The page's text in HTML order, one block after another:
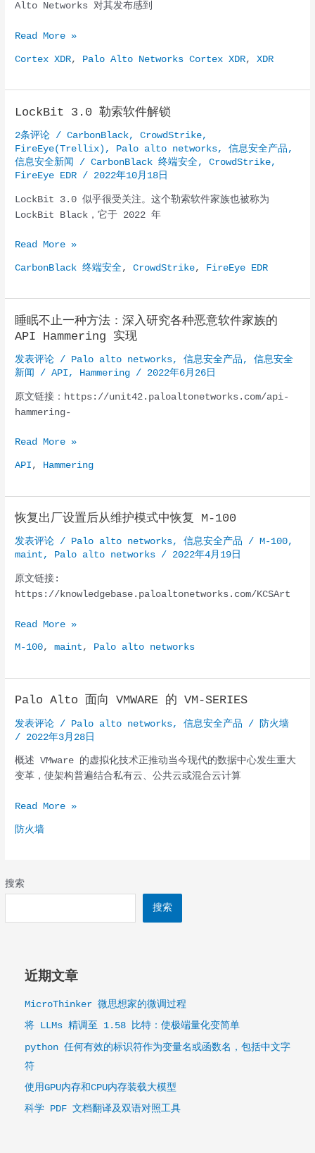
搜索
搜索
近期文章
MicroThinker 微思想家的微调过程
将 LLMs 精调至 1.58 比特：使极端量化变简单
python 任何有效的标识符作为变量名或函数名，包括中文字
符
使用GPU内存和CPU内存装载大模型
科学 PDF 文档翻译及双语对照工具
Alto Networks 对其发布感到
什
Networks
Cortex
XDR？
Read More »
Cortex XDR, Palo Alto Networks Cortex XDR,XDR
LockBit 3.0 勒索软件解锁
2条评论 /CarbonBlack,CrowdStrike,
FireEye(Trellix) , Palo alto networks,信息安全产品 ,
信息安全新闻
/CarbonBlack 终端安全,CrowdStrike,
FireEye EDR / 2022年10月18日
LockBit 3.0 似乎很受关注。这个勒索软件家族也被称为
LockBit Black，它于 2022 年
LockBit
件
解
锁
Read More »
CarbonBlack 终端安全,CrowdStrike, FireEye EDR
睡眠不止一种方法：深入研究各种恶意软件家族的
API Hammering 实现
发表评论 / Palo alto networks,信息安全产品 ,信息安全
新闻 /API , Hammering / 2022年6月26日
原文链接：https://unit42.paloaltonetworks.com/api-
hammering-
睡
种
方
法：
入
研
各
种
件
家
族
API
Hammering
Read More »
API , Hammering
恢复出厂设置后从维护模式中恢复 M-100
发表评论 / Palo alto networks,信息安全产品 /M-100,
maint , Palo alto networks / 2022年4月19日
原文链接:
https://knowledgebase.paloaltonetworks.com/KCSArt
恢
置
后
从
护
模
中
恢
Read More »
M-100,maint , Palo alto networks
Palo Alto 面向 VMWARE 的 VM-SERIES
发表评论 / Palo alto networks,信息安全产品 /
防火墙
/ 2022年3月28日
概述 VMware 的虚拟化技术正推动当今现代的数据中心发生重大
变革，使架构普遍结合私有云、公共云或混合云计算
Palo
面
的
Read More »
防火墙